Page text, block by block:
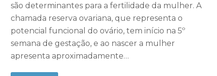
são determinantes para a fertilidade da mulher. A
chamada reserva ovariana, que representa o
potencial funcional do ovário, tem início na 5º
semana de gestação, e ao nascer a mulher
apresenta aproximadamente…